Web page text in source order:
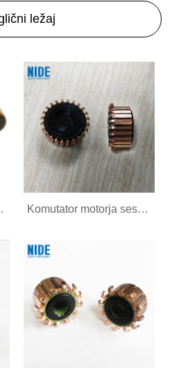
ležaj
motor Komutator motorja sesalnika